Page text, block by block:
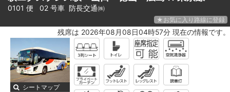
0101 便 02 号車 防長交通㈱
★お気に入り路線に登録
残席は 2026年08月08日04時57分 現在の情報です。
シートマップ